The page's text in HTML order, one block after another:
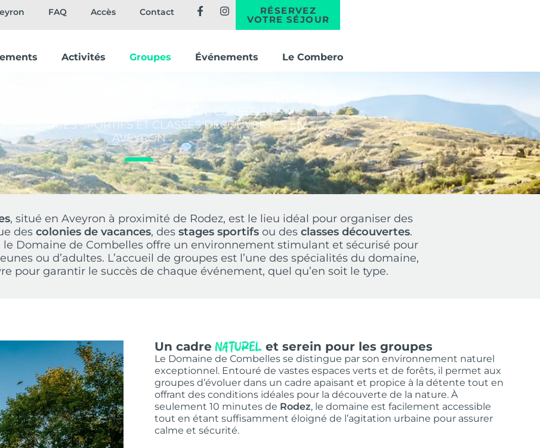
FAQ Accès Contact RÉSERVEZ
VOTRE SÉJOUR
Activités Groupes Événements Le Combero
DE GROUPES AU DOMAINE DE COMBELLES :
STAGES SPORTIFS ET CLASSES DÉCOUVERTES EN
AVEYRON
, situé en Aveyron à proximité de Rodez, est le lieu idéal pour organiser des
des colonies de vacances, des stages sportifs ou des classes découvertes.
le Domaine de Combelles offre un environnement stimulant et sécurisé pour
ou d’adultes. L’accueil de groupes est l’une des spécialités du domaine,
pour garantir le succès de chaque événement, quel qu’en soit le type.
Un cadrenaturelet serein pour les groupes
Le Domaine de Combelles se distingue par son environnement naturel
exceptionnel. Entouré de vastes espaces verts et de forêts, il permet aux
groupes d’évoluer dans un cadre apaisant et propice à la détente tout en
offrant des conditions idéales pour la découverte de la nature. À
seulement 10 minutes de Rodez, le domaine est facilement accessible
tout en étant suffisamment éloigné de l’agitation urbaine pour assurer
calme et sécurité.